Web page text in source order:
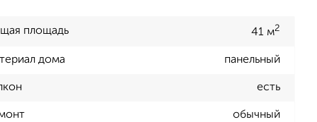
площадь 41 м2
дома панельный
есть
обычный